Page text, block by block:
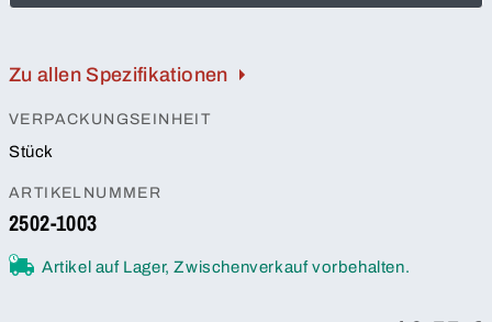
Zu allen Spezifikationen
VERPACKUNGSEINHEIT
Stück
ARTIKELNUMMER
2502-1003
Artikel auf Lager, Zwischenverkauf vorbehalten.